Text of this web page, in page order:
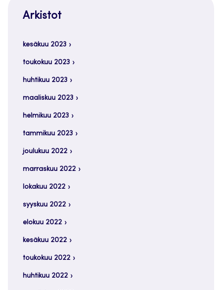
Arkistot
kesäkuu 2023
toukokuu 2023
huhtikuu 2023
maaliskuu 2023
helmikuu 2023
tammikuu 2023
joulukuu 2022
marraskuu 2022
lokakuu 2022
syyskuu 2022
elokuu 2022
kesäkuu 2022
toukokuu 2022
huhtikuu 2022